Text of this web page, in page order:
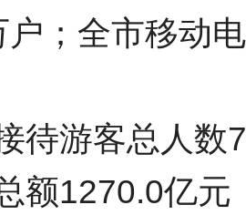
；全市移动
待游客总人数
额1270.0亿